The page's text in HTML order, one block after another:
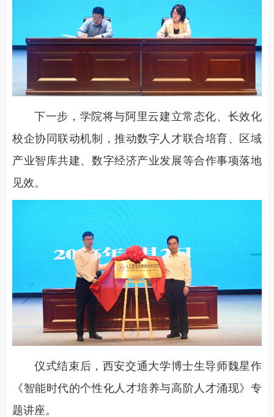
下一步，学院将与阿里云建立常态化、长效化
校企协同联动机制，推动数字人才联合培育、区域
产业智库共建、数字经济产业发展等合作事项落地
见效。
仪式结束后，西安交通大学博士生导师魏星作
《智能时代的个性化人才培养与高阶人才涌现》专
题讲座。